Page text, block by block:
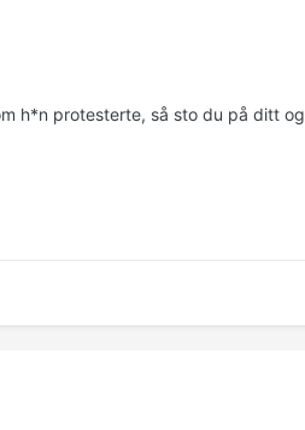
h*n protesterte, så sto du på ditt og